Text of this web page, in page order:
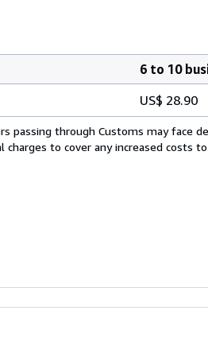
6 to 10
US$ 28.90
passing through Customs may face
to cover any increased costs